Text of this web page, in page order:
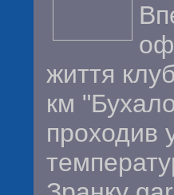
життя
км
проходив